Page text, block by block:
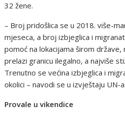
32 žene.
– Broj pridošlica se u 2018. više-
mjeseca, a broj izbjeglica i
pomoć na lokacijama širom države,
prelazi granicu ilegalno, a najviše
Trenutno se većina izbjeglica i
okolici – navodi se u izvještaju UN-a.
Provale u vikendice